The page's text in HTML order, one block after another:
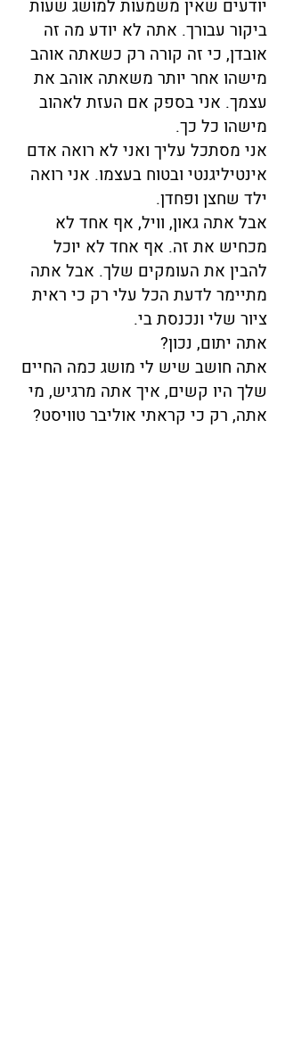
יודעים שאין משמעות למושג שעות
ביקור עבורך. אתה לא יודע מה זה
אובדן, כי זה קורה רק כשאתה אוהב
מישהו אחר יותר משאתה אוהב את
עצמך. אני בספק אם העזת לאהוב
מישהו כל כך.
אני מסתכל עליך ואני לא רואה אדם
אינטיליגנטי ובטוח בעצמו. אני רואה
ילד שחצן ופחדן.
אבל אתה גאון, וויל, אף אחד לא
מכחיש את זה. אף אחד לא יוכל
להבין את העומקים שלך. אבל אתה
מתיימר לדעת הכל עלי רק כי ראית
ציור שלי ונכנסת בי.
אתה יתום, נכון?
אתה חושב שיש לי מושג כמה החיים
שלך היו קשים, איך אתה מרגיש, מי
אתה, רק כי קראתי אוליבר טוויסט?